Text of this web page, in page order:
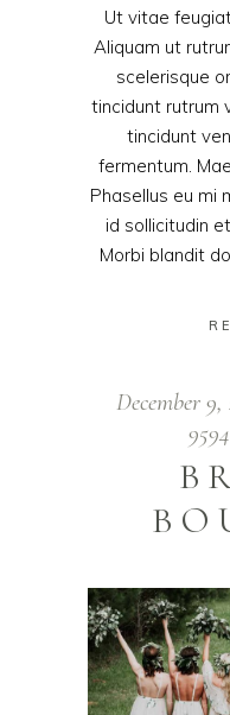
Ut vitae
Aliquam ut
scelerisque
tincidunt rutrum
tincidunt
fermentum.
Phasellus eu mi
id sollicitudin
Morbi blandit
December 9,